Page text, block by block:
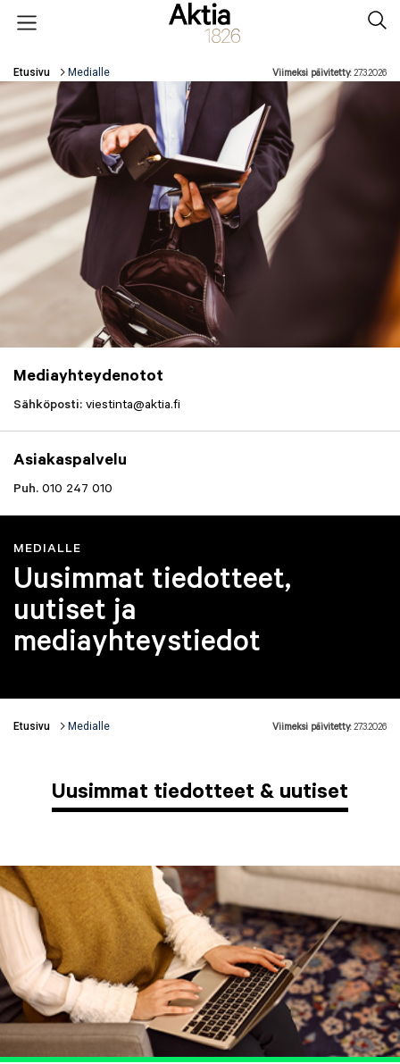
Open menu
Murupolku
Etusivu Medialle Viimeksi päivitetty:27.3.2026
MEDIALLE
Uusimmat tiedotteet,
uutiset ja
mediayhteystiedot
Mediayhteydenotot
Sähköposti: viestinta@aktia.fi
Asiakaspalvelu
Puh. 010 247 010
Etusivu Medialle Viimeksi päivitetty:27.3.2026
Uusimmat tiedotteet & uutiset